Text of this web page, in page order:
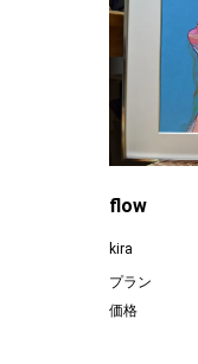
flow
kira
プラン
価格